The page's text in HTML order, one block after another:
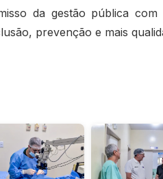
da gestão pública
prevenção e mais